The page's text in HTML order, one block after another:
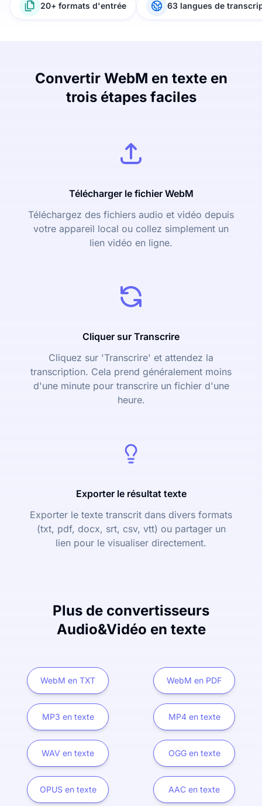
20+ formats d'entrée 63 langues de
Convertir WebM en texte en
trois étapes faciles
Télécharger le fichier WebM
Téléchargez des fichiers audio et vidéo depuis
votre appareil local ou collez simplement un
lien vidéo en ligne.
Cliquer sur Transcrire
Cliquez sur 'Transcrire' et attendez la
transcription. Cela prend généralement moins
d'une minute pour transcrire un fichier d'une
heure.
Exporter le résultat texte
Exporter le texte transcrit dans divers formats
(txt, pdf, docx, srt, csv, vtt) ou partager un
lien pour le visualiser directement.
Plus de convertisseurs
Audio&Vidéo en texte
WebM en TXT WebM en PDF
MP3 en texte MP4 en texte
WAV en texte OGG en texte
OPUS en texte AAC en texte